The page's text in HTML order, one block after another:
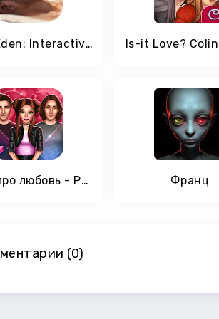
Love Eden: Interactive Stories
Игры про любовь - Роман о путешествиях во времени Франц
(0)